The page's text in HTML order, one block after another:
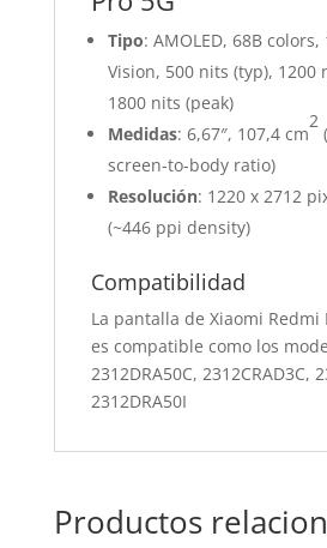
Tipo: AMOLED, 68B
Vision, 500 nits (typ), 1200
1800 nits (peak)
Medidas: 6,67″, 107,4 cm
2
screen-to-body ratio)
Resolución: 1220 x 2712
(~446 ppi density)
Compatibilidad
La pantalla de Xiaomi Redmi
es compatible como los
2312DRA50C, 2312CRAD3C,
2312DRA50I
Productos